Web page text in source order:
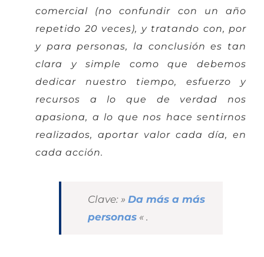
comercial (no confundir con un año
repetido 20 veces), y tratando con, por
y para personas, la conclusión es tan
clara y simple como que debemos
dedicar nuestro tiempo, esfuerzo y
recursos a lo que de verdad nos
apasiona, a lo que nos hace sentirnos
realizados, aportar valor cada día, en
cada acción.
Clave: » Da más a más
personas « .